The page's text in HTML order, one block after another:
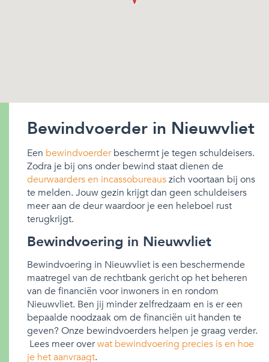
Bewindvoerder in Nieuwvliet
Een bewindvoerderbeschermt je tegen schuldeisers.
Zodra je bij ons onder bewind staat dienen de
deurwaarders en incassobureauszich voortaan bij ons
te melden. Jouw gezin krijgt dan geen schuldeisers
meer aan de deur waardoor je een heleboel rust
terugkrijgt.
Bewindvoering in Nieuwvliet
Bewindvoering in Nieuwvliet is een beschermende
maatregel van de rechtbank gericht op het beheren
van de financiën voor inwoners in en rondom
Nieuwvliet. Ben jij minder zelfredzaam en is er een
bepaalde noodzaak om de financiën uit handen te
geven? Onze bewindvoerders helpen je graag verder.
Lees meer overwat bewindvoering precies is en hoe
je het aanvraagt.